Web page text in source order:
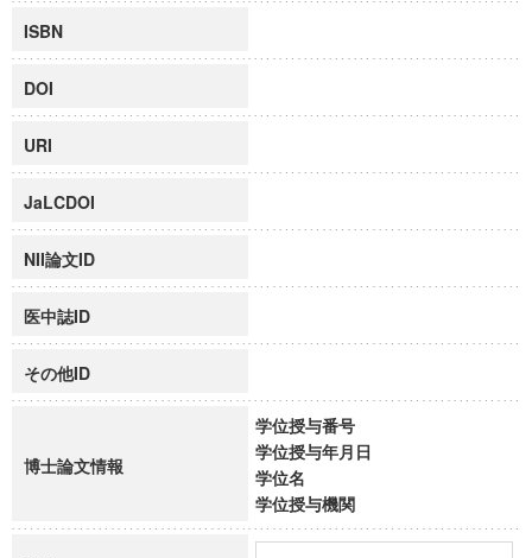
ISBN
DOI
URI
JaLCDOI
NII論文ID
医中誌ID
その他ID
博士論文情報
学位授与番号
学位授与年月日
学位名
学位授与機関